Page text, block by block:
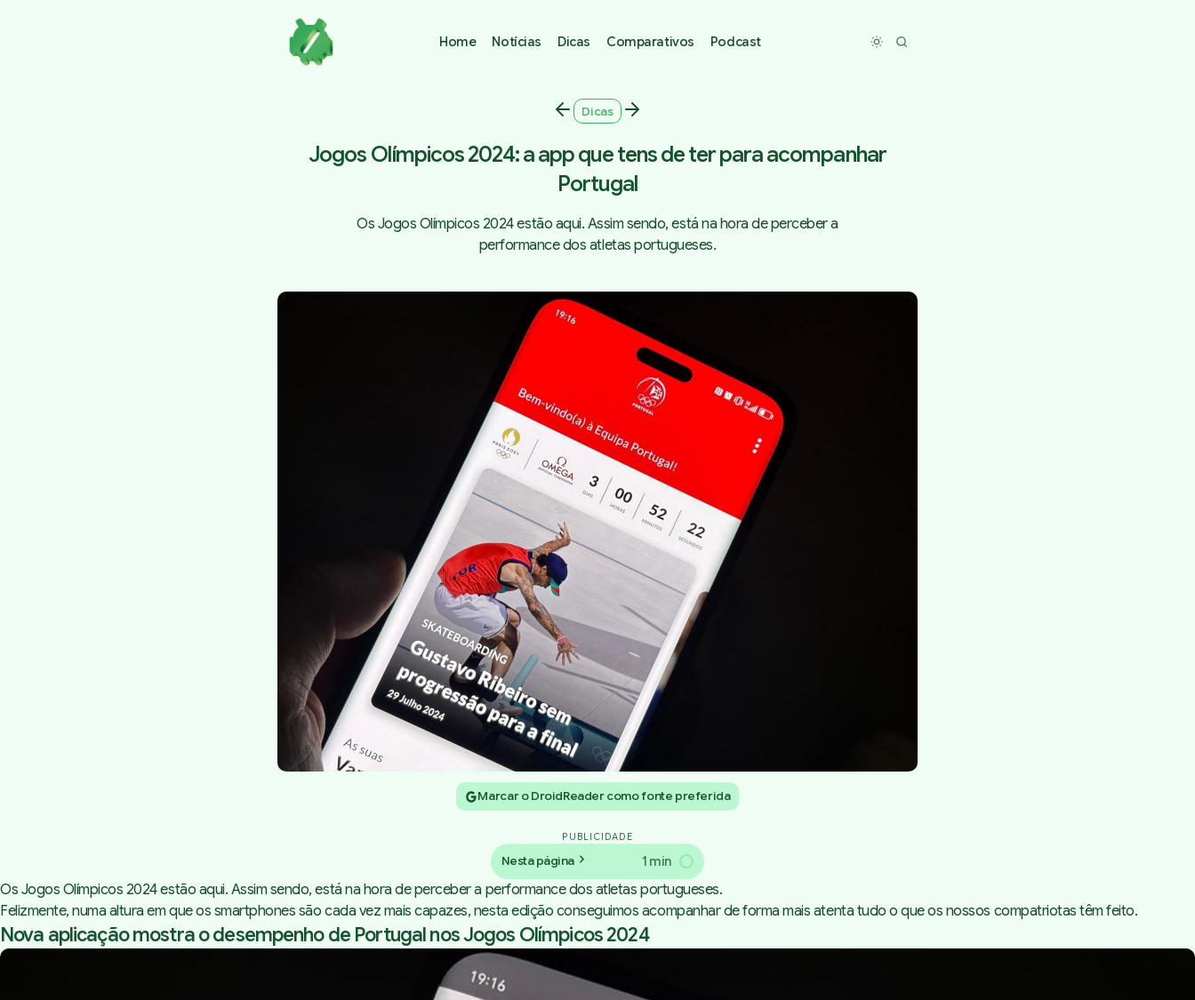
Home Notícias Dicas Comparativos Podcast Toggle dark mode
Dicas
Jogos Olímpicos 2024: a app que tens de ter para acompanhar
Portugal
Os Jogos Olímpicos 2024 estão aqui. Assim sendo, está na hora de perceber a
performance dos atletas portugueses.
Marcar o DroidReader como fonte preferida
PUBLICIDADE
Nesta página 1 min
Os Jogos Olímpicos 2024 estão aqui. Assim sendo, está na hora de perceber a performance dos atletas portugueses.
Felizmente, numa altura em que os smartphones são cada vez mais capazes, nesta edição conseguimos acompanhar de forma mais atenta tudo o que os nossos compatriotas têm feito.
Nova aplicação mostra o desempenho de Portugal nos Jogos Olímpicos 2024